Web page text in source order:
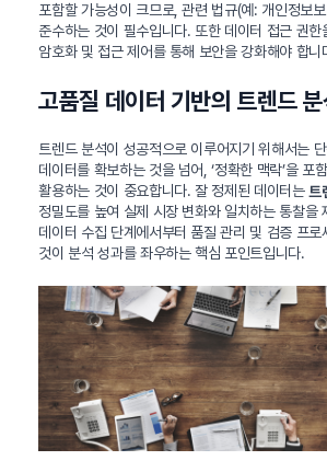
포함할 가능성이 크므로, 관련 법규(예: 개인정보
준수하는 것이 필수입니다. 또한 데이터 접근 권한
암호화 및 접근 제어를 통해 보안을 강화해야 합니
고품질 데이터 기반의 트렌드
트렌드 분석이 성공적으로 이루어지기 위해서는
데이터를 확보하는 것을 넘어, ‘정확한 맥락’을 포
활용하는 것이 중요합니다. 잘 정제된 데이터는 트
정밀도를 높여 실제 시장 변화와 일치하는 통찰을
데이터 수집 단계에서부터 품질 관리 및 검증 프로
것이 분석 성과를 좌우하는 핵심 포인트입니다.